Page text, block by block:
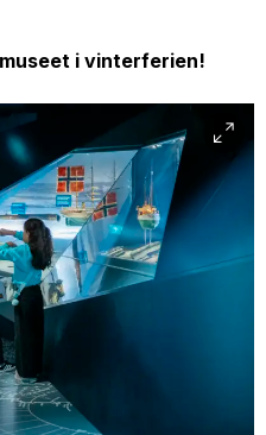
i vinterferien!